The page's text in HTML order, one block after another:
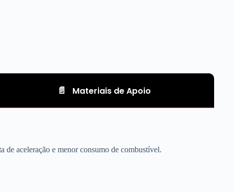
Materiais de Apoio
aceleração e menor consumo de combustível.